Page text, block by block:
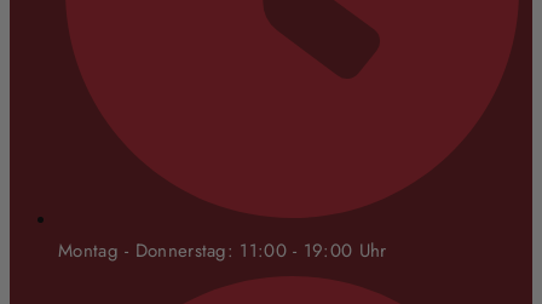
Montag - Donnerstag: 11:00 - 19:00 Uhr